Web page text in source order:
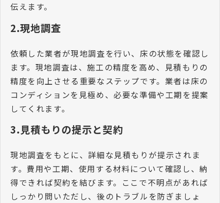
伝えます。
2.現地調査
依頼した業者が現地調査を行い、床の状態を確認し
ます。現地調査は、施工の精度を高め、見積もりの
精度を向上させる重要なステップです。業者は床の
コンディションを見極め、必要な準備や工期を提案
してくれます。
3.見積もりの提示と契約
現地調査をもとに、詳細な見積もりが提示されま
す。費用や工期、使用する材料について確認し、納
得できれば契約を結びます。ここで不明点があれば
しっかり問いただし、後のトラブルを防ぎましょ